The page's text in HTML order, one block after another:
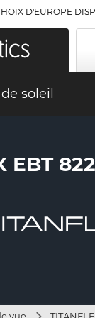
D'EUROPE
soleil
EBT